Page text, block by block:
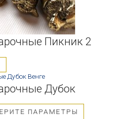
Пикник 2
Дубок
ПАРАМЕТРЫ